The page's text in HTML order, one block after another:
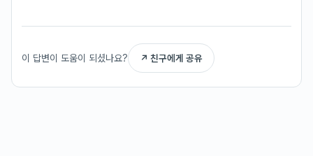
이 답변이 도움이 되셨나요? ↗ 친구에게 공유